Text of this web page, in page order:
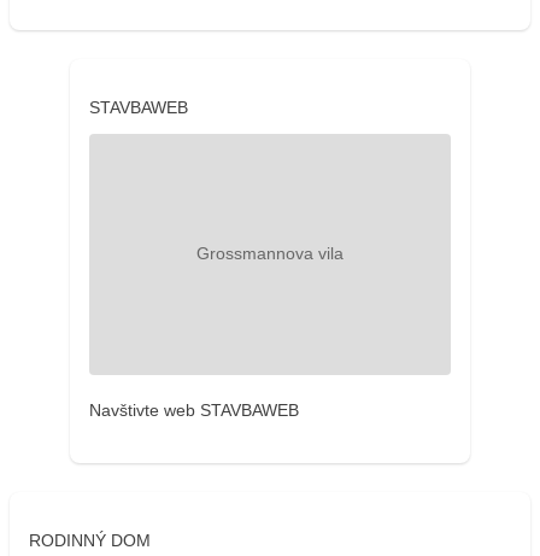
STAVBAWEB
Navštivte web STAVBAWEB
RODINNÝ DOM